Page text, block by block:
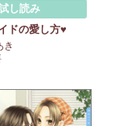
し読み
ドの愛し方♥
き